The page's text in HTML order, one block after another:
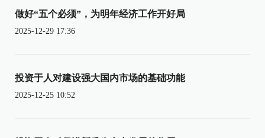
做好“五个必须”，为明年经济工作开好局
2025-12-29 17:36
投资于人对建设强大国内市场的基础功能
2025-12-25 10:52